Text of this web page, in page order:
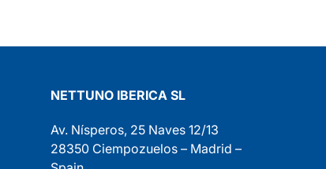
NETTUNO IBERICA SL
Av. Nísperos, 25 Naves 12/13
28350 Ciempozuelos – Madrid –